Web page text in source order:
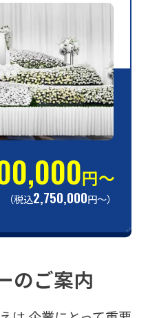
円〜
（税込2,750,000円〜）
のご案内